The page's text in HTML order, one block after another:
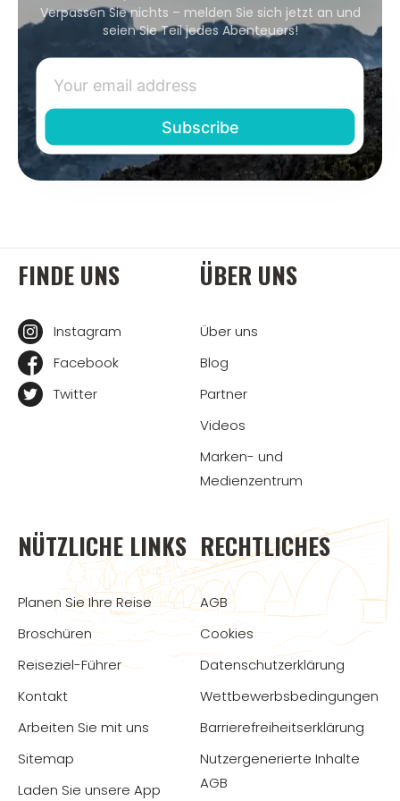
Verpassen Sie nichts – melden Sie sich jetzt an und
seien Sie Teil jedes Abenteuers!
FINDE UNS
Instagram
Facebook
Twitter
ÜBER UNS
Über uns
Blog
Partner
Videos
Marken- und
Medienzentrum
NÜTZLICHE LINKS
Planen Sie Ihre Reise
Broschüren
Reiseziel-Führer
Kontakt
Arbeiten Sie mit uns
Sitemap
Laden Sie unsere App
RECHTLICHES
AGB
Cookies
Datenschutzerklärung
Wettbewerbsbedingungen
Barrierefreiheitserklärung
Nutzergenerierte Inhalte
AGB